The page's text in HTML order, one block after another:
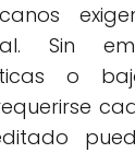
Sin
o